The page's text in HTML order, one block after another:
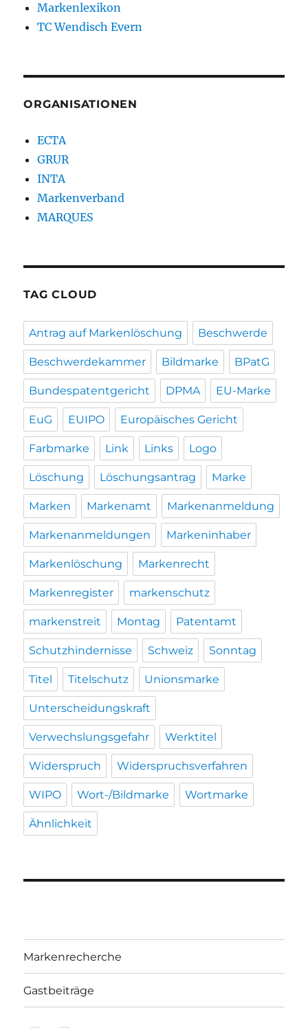
Markenlexikon
TC Wendisch Evern
ORGANISATIONEN
ECTA
GRUR
INTA
Markenverband
MARQUES
TAG CLOUD
Antrag auf Markenlöschung Beschwerde
Beschwerdekammer Bildmarke BPatG
Bundespatentgericht DPMA EU-Marke
EuG EUIPO Europäisches Gericht
Farbmarke Link Links Logo
Löschung Löschungsantrag Marke
Marken Markenamt Markenanmeldung
Markenanmeldungen Markeninhaber
Markenlöschung Markenrecht
Markenregister markenschutz
markenstreit Montag Patentamt
Schutzhindernisse Schweiz Sonntag
Titel Titelschutz Unionsmarke
Unterscheidungskraft
Verwechslungsgefahr Werktitel
Widerspruch Widerspruchsverfahren
WIPO Wort-/Bildmarke Wortmarke
Ähnlichkeit
Markenrecherche
Gastbeiträge